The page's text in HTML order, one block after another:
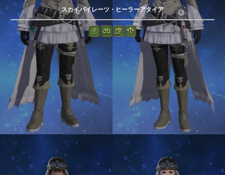
スカイパイレーツ・ヒーラーアタイア